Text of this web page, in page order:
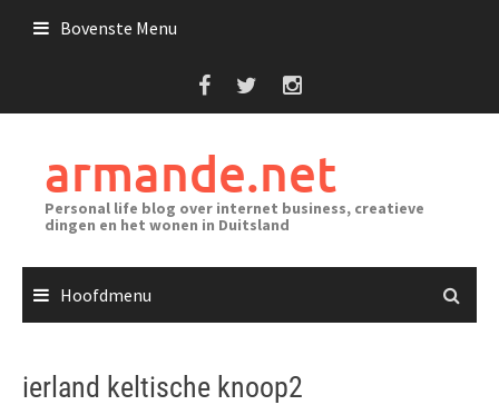
Bovenste Menu
armande.net
Personal life blog over internet business, creatieve
dingen en het wonen in Duitsland
Hoofdmenu
ierland keltische knoop2